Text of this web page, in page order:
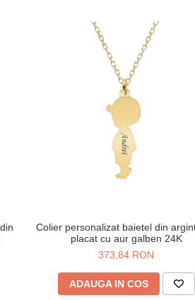
Colier personalizat baietel din
placat cu aur galben 24K
373,84 RON
ADAUGA IN COS